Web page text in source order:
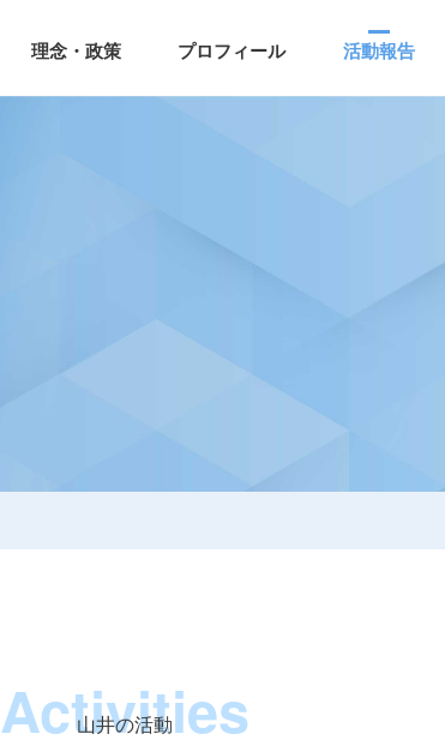
理念・政策 プロフィール 活動報告
Activities
山井の活動